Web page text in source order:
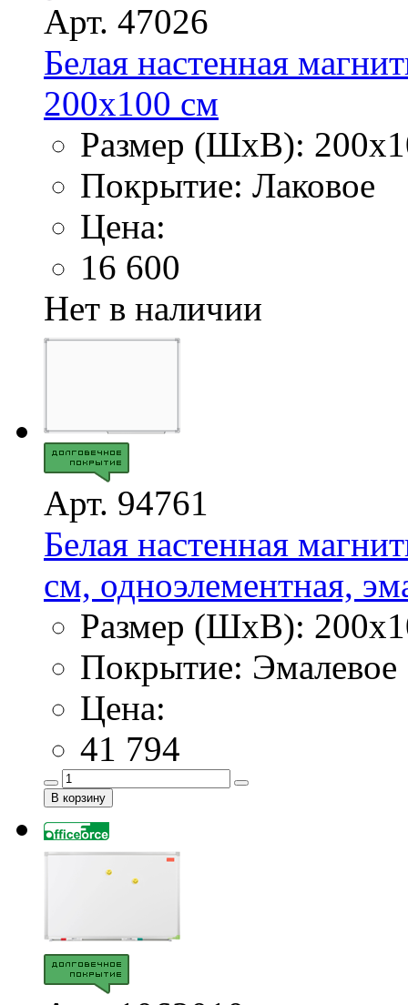
Арт. 47026
Белая настенная
200х100 см
Размер (ШхВ):
Покрытие: Лаковое
Цена:
16 600
Нет в наличии
Арт. 94761
Белая настенная
см, одноэлементная,
Размер (ШхВ):
Покрытие: Эмалевое
Цена:
41 794